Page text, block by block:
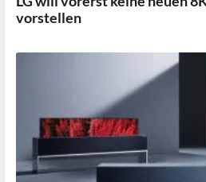
vorstellen